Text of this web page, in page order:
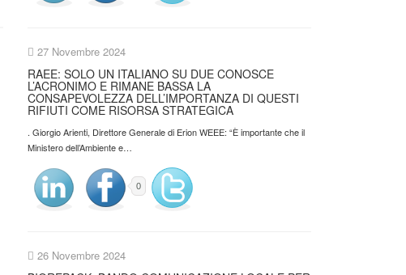
27 Novembre 2024
RAEE: SOLO UN ITALIANO SU DUE CONOSCE
L’ACRONIMO E RIMANE BASSA LA
CONSAPEVOLEZZA DELL’IMPORTANZA DI QUESTI
RIFIUTI COME RISORSA STRATEGICA
. Giorgio Arienti, Direttore Generale di Erion WEEE: “È importante che il
Ministero dell’Ambiente e…
0
26 Novembre 2024